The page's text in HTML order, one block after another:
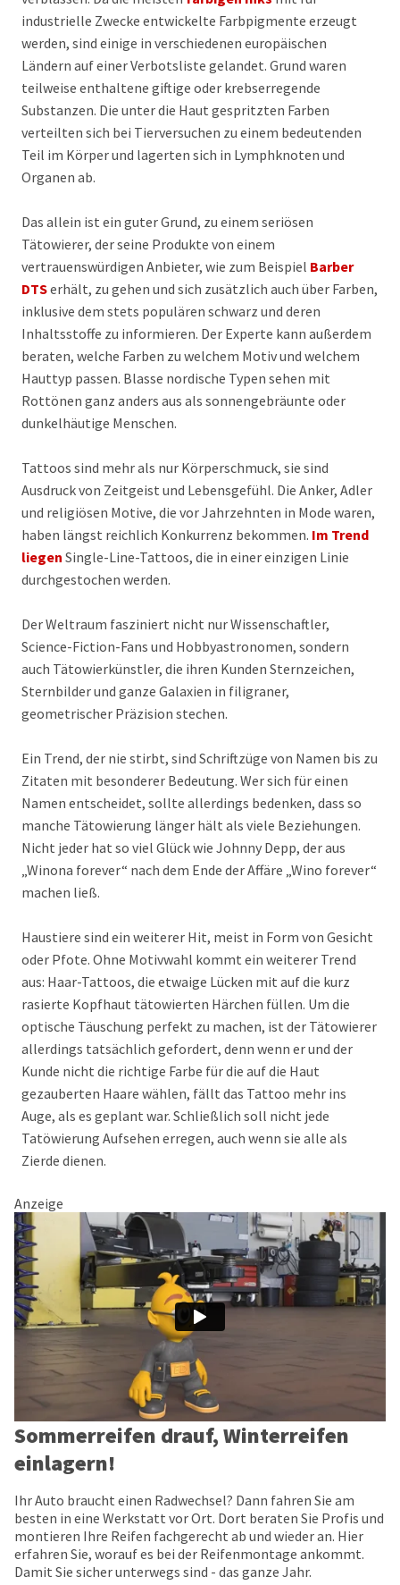
industrielle Zwecke entwickelte Farbpigmente erzeugt
werden, sind einige in verschiedenen europäischen
Ländern auf einer Verbotsliste gelandet. Grund waren
teilweise enthaltene giftige oder krebserregende
Substanzen. Die unter die Haut gespritzten Farben
verteilten sich bei Tierversuchen zu einem bedeutenden
Teil im Körper und lagerten sich in Lymphknoten und
Organen ab.
Das allein ist ein guter Grund, zu einem seriösen
Tätowierer, der seine Produkte von einem
vertrauenswürdigen Anbieter, wie zum Beispiel Barber
DTSerhält, zu gehen und sich zusätzlich auch über Farben,
inklusive dem stets populären schwarz und deren
Inhaltsstoffe zu informieren. Der Experte kann außerdem
beraten, welche Farben zu welchem Motiv und welchem
Hauttyp passen. Blasse nordische Typen sehen mit
Rottönen ganz anders aus als sonnengebräunte oder
dunkelhäutige Menschen.
Tattoos sind mehr als nur Körperschmuck, sie sind
Ausdruck von Zeitgeist und Lebensgefühl. Die Anker, Adler
und religiösen Motive, die vor Jahrzehnten in Mode waren,
haben längst reichlich Konkurrenz bekommen. Im Trend
liegen Single-Line-Tattoos, die in einer einzigen Linie
durchgestochen werden.
Der Weltraum fasziniert nicht nur Wissenschaftler,
Science-Fiction-Fans und Hobbyastronomen, sondern
auch Tätowierkünstler, die ihren Kunden Sternzeichen,
Sternbilder und ganze Galaxien in filigraner,
geometrischer Präzision stechen.
Ein Trend, der nie stirbt, sind Schriftzüge von Namen bis zu
Zitaten mit besonderer Bedeutung. Wer sich für einen
Namen entscheidet, sollte allerdings bedenken, dass so
manche Tätowierung länger hält als viele Beziehungen.
Nicht jeder hat so viel Glück wie Johnny Depp, der aus
„Winona forever“ nach dem Ende der Affäre „Wino forever“
machen ließ.
Haustiere sind ein weiterer Hit, meist in Form von Gesicht
oder Pfote. Ohne Motivwahl kommt ein weiterer Trend
aus: Haar-Tattoos, die etwaige Lücken mit auf die kurz
rasierte Kopfhaut tätowierten Härchen füllen. Um die
optische Täuschung perfekt zu machen, ist der Tätowierer
allerdings tatsächlich gefordert, denn wenn er und der
Kunde nicht die richtige Farbe für die auf die Haut
gezauberten Haare wählen, fällt das Tattoo mehr ins
Auge, als es geplant war. Schließlich soll nicht jede
Tatöwierung Aufsehen erregen, auch wenn sie alle als
Zierde dienen.
Anzeige
Sommerreifen drauf, Winterreifen
einlagern!
Ihr Auto braucht einen Radwechsel? Dann fahren Sie am
besten in eine Werkstatt vor Ort. Dort beraten Sie Profis und
montieren Ihre Reifen fachgerecht ab und wieder an. Hier
erfahren Sie, worauf es bei der Reifenmontage ankommt.
Damit Sie sicher unterwegs sind - das ganze Jahr.